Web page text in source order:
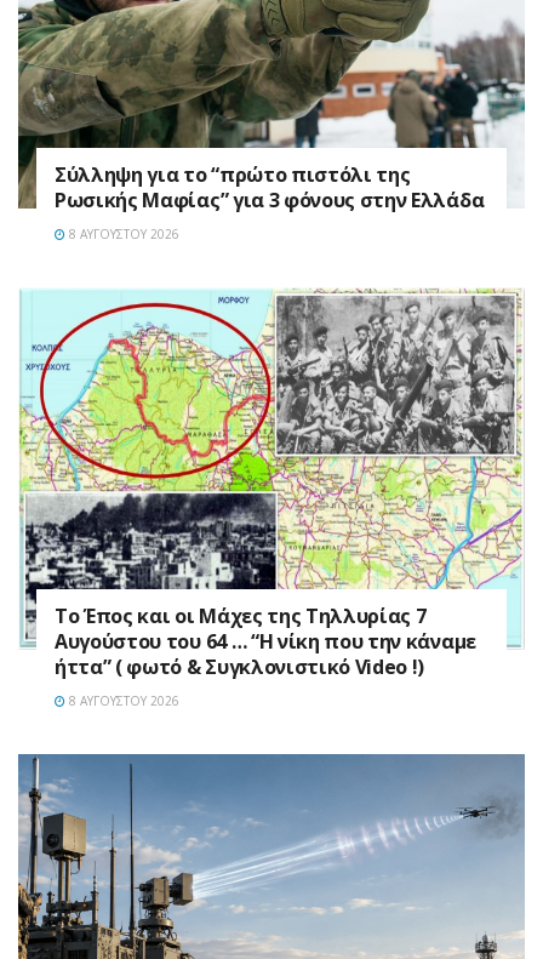
Σύλληψη για το “πρώτο πιστόλι της
Ρωσικής Μαφίας” για 3 φόνους στην Ελλάδα
8 ΑΥΓΟΎΣΤΟΥ 2026
Το Έπος και οι Μάχες της Τηλλυρίας 7
Αυγούστου του 64 … “Η νίκη που την κάναμε
ήττα” ( φωτό & Συγκλονιστικό Video !)
8 ΑΥΓΟΎΣΤΟΥ 2026